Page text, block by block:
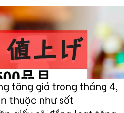
tăng giá trong tháng 4,
thuộc như sốt